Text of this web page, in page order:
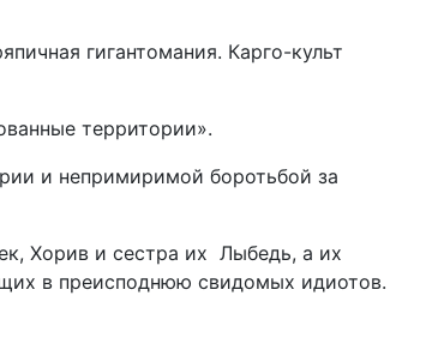
гигантомания. Карго-культ
территории».
и непримиримой боротьбой за
Хорив и сестра их Лыбедь, а их
в преисподнюю свидомых идиотов.